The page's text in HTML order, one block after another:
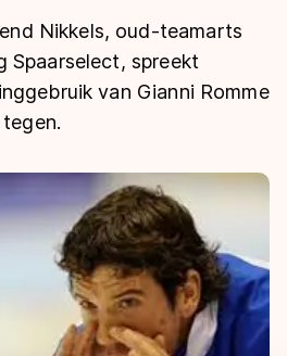
Schaatstijd
en skaten?
Nikkels, oud-teamarts
Spaarselect, spreekt
van Gianni Romme